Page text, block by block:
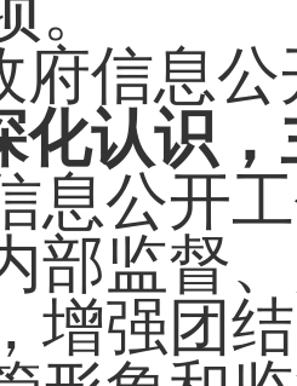
府信息
化认识
息公开
部监督
增强团